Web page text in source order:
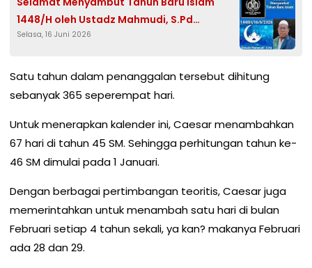
1448/H oleh Ustadz Mahmudi, S.Pd
(Dakwah Aswaja Indonesia)
Selasa, 16 Juni 2026
Satu tahun dalam penanggalan tersebut dihitung
sebanyak 365 seperempat hari.
Untuk menerapkan kalender ini, Caesar menambahkan
67 hari di tahun 45 SM. Sehingga perhitungan tahun ke-
46 SM dimulai pada 1 Januari.
Dengan berbagai pertimbangan teoritis, Caesar juga
memerintahkan untuk menambah satu hari di bulan
Februari setiap 4 tahun sekali, ya kan? makanya Februari
ada 28 dan 29.